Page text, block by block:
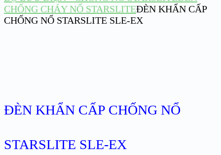
CHỐNG CHÁY NỔ STARSLITEĐÈN KHẨN CẤP
CHỐNG NỔ STARSLITE SLE-EX
ĐÈN KHẨN CẤP CHỐNG NỔ
STARSLITE SLE-EX